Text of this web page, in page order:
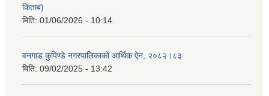
किताब)
मिति: 01/06/2026 - 10:14
वनगाड कुपिण्डे नगरपालिकाको आर्थिक ऐन, २०८२।८३
मिति: 09/02/2025 - 13:42